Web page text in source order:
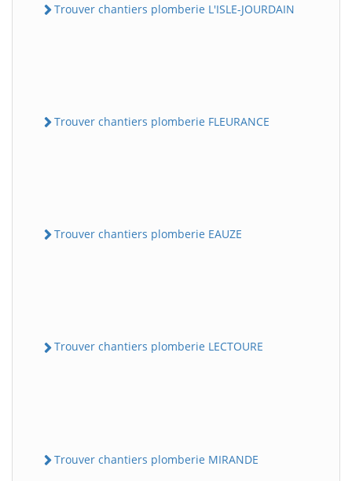
Trouver chantiers plomberie L'ISLE-JOURDAIN
Trouver chantiers plomberie FLEURANCE
Trouver chantiers plomberie EAUZE
Trouver chantiers plomberie LECTOURE
Trouver chantiers plomberie MIRANDE